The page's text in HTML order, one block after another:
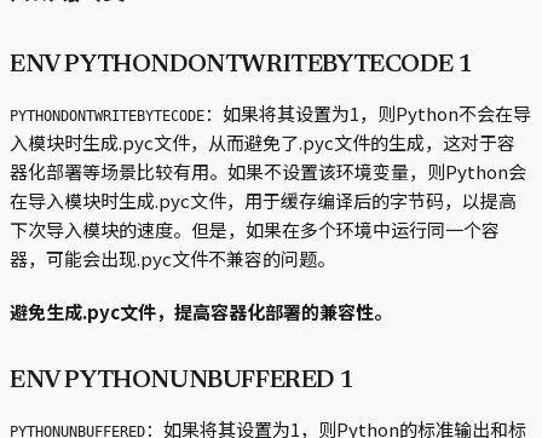
ENV PYTHONDONTWRITEBYTECODE 1
PYTHONDONTWRITEBYTECODE ：如果将其设置为1，则Python不会在导
入模块时生成.pyc文件，从而避免了.pyc文件的生成，这对于容
器化部署等场景比较有用。如果不设置该环境变量，则Python会
在导入模块时生成.pyc文件，用于缓存编译后的字节码，以提高
下次导入模块的速度。但是，如果在多个环境中运行同一个容
器，可能会出现.pyc文件不兼容的问题。
避免生成.pyc文件，提高容器化部署的兼容性。
ENV PYTHONUNBUFFERED 1
PYTHONUNBUFFERED ：如果将其设置为1，则Python的标准输出和标